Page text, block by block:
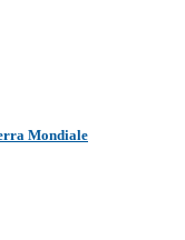
Mondiale